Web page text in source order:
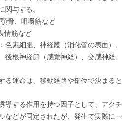
関与する。
骨、咀嚼筋など
情筋など
色素細胞、神経叢（消化管の表面）、
後根神経節（感覚神経）、交感神経、
る運命は、移動経路や部位で決まると
導する作用を持つ因子として、アクチ
などが同定されたが、発生で実際に一